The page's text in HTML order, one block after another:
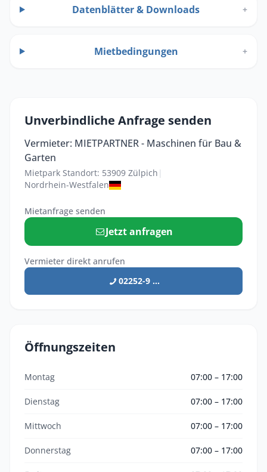
Datenblätter & Downloads +
Mietbedingungen +
Unverbindliche Anfrage senden
Vermieter: MIETPARTNER - Maschinen für Bau &
Garten
Mietpark Standort: 53909 Zülpich |
Nordrhein-Westfalen
Mietanfrage senden
Jetzt anfragen
Vermieter direkt anrufen
02252-9 ...
Öffnungszeiten
Montag 07:00 – 17:00
Dienstag 07:00 – 17:00
Mittwoch 07:00 – 17:00
Donnerstag 07:00 – 17:00